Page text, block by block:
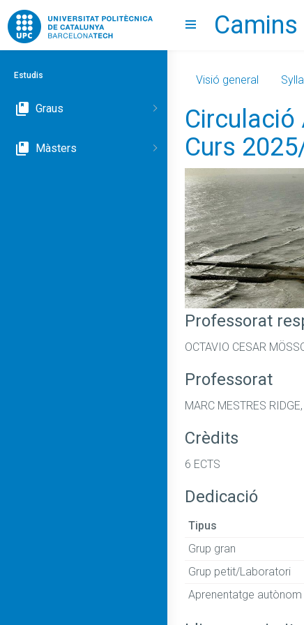
Go to upc.edu Show menuCamins
Estudis
Graus
Màsters
Visió general
Circulació
Curs
Professorat
OCTAVIO CESAR
Professorat
MARC MESTRES
Crèdits
6 ECTS
Dedicació
Tipus
Grup gran
Grup petit/Laboratori
Aprenentatge autònom